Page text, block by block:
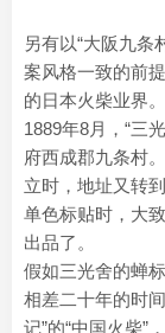
另有以“大阪九条
案风格一致的前
的日本火柴业界。
1889年8月，“三
府西成郡九条村
立时，地址又转
单色标贴时，大
出品了。
假如三光舍的蝉
相差二十年的时
记”的“中国火柴”